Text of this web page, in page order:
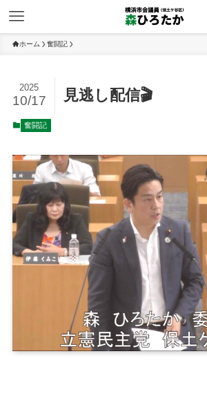
ホーム 奮闘記
見逃し配信🎬
2025
10/17
奮闘記